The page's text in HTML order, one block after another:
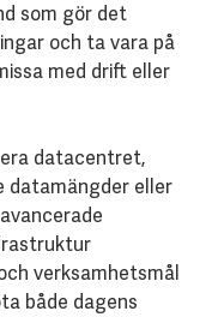
som gör det
och ta vara på
med drift eller
datacentret,
datamängder eller
verksamhetsmål
både dagens